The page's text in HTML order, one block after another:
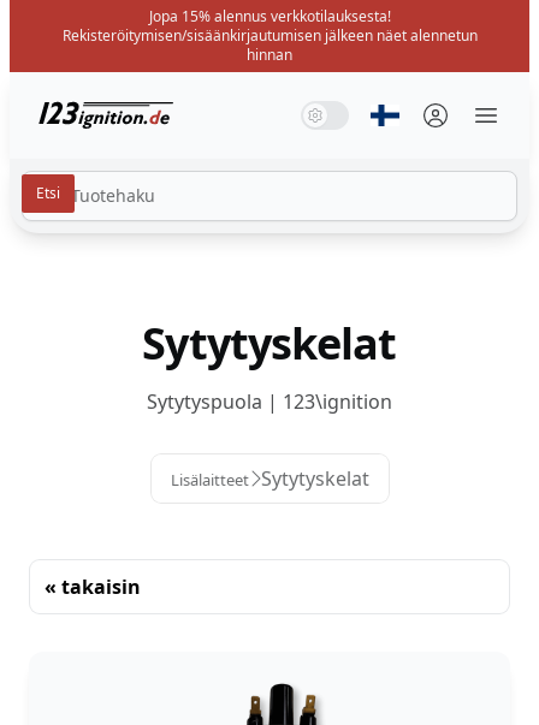
Jopa 15% alennus verkkotilauksesta!
Rekisteröitymisen/sisäänkirjautumisen jälkeen näet alennetun
hinnan
123ignition.de Järjestelmätila
Valotila
Tumma tila
Valitse kieli
Sytytyskelat
Sytytyspuola | 123\ignition
Lisälaitteet Sytytyskelat
« takaisin